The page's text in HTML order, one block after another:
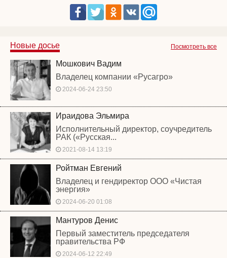
Посмотреть все
Новые досье
Мошкович Вадим
Владелец компании «Русагро»
2024-06-24 23:50
Ираидова Эльмира
Исполнительный директор, соучредитель
РАК («Русская...
2021-08-14 13:19
Ройтман Евгений
Владелец и гендиректор ООО «Чистая
энергия»
2024-06-20 01:08
Мантуров Денис
Первый заместитель председателя
правительства РФ
2024-06-12 22:49